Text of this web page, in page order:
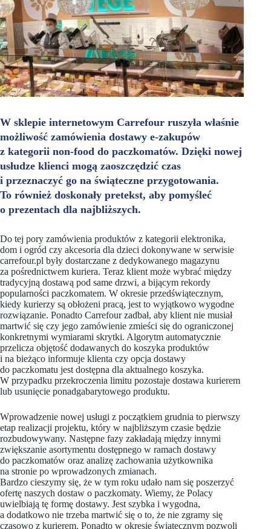
W sklepie internetowym Carrefour ruszyła właśnie
możliwość zamówienia dostawy e-zakupów
z kategorii non-food do paczkomatów. Dzięki nowej
usłudze klienci mogą zaoszczędzić czas
i przeznaczyć go na świąteczne przygotowania.
To również doskonały pretekst, aby pomyśleć
o prezentach dla najbliższych.
Do tej pory zamówienia produktów z kategorii elektronika,
dom i ogród czy akcesoria dla dzieci dokonywane w serwisie
carrefour.pl były dostarczane z dedykowanego magazynu
za pośrednictwem kuriera. Teraz klient może wybrać między
tradycyjną dostawą pod same drzwi, a bijącym rekordy
popularności paczkomatem. W okresie przedświątecznym,
kiedy kurierzy są obłożeni pracą, jest to wyjątkowo wygodne
rozwiązanie. Ponadto Carrefour zadbał, aby klient nie musiał
martwić się czy jego zamówienie zmieści się do ograniczonej
konkretnymi wymiarami skrytki. Algorytm automatycznie
przelicza objętość dodawanych do koszyka produktów
i na bieżąco informuje klienta czy opcja dostawy
do paczkomatu jest dostępna dla aktualnego koszyka.
W przypadku przekroczenia limitu pozostaje dostawa kurierem
lub usunięcie ponadgabarytowego produktu.
Wprowadzenie nowej usługi z początkiem grudnia to pierwszy
etap realizacji projektu, który w najbliższym czasie będzie
rozbudowywany. Następne fazy zakładają między innymi
zwiększanie asortymentu dostępnego w ramach dostawy
do paczkomatów oraz analizę zachowania użytkownika
na stronie po wprowadzonych zmianach.
Bardzo cieszymy się, że w tym roku udało nam się poszerzyć
ofertę naszych dostaw o paczkomaty. Wiemy, że Polacy
uwielbiają tę formę dostawy. Jest szybka i wygodna,
a dodatkowo nie trzeba martwić się o to, że nie zgramy się
czasowo z kurierem. Ponadto w okresie świątecznym pozwoli